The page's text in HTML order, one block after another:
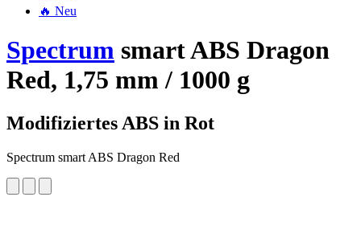
🔥 Neu
Spectrum smart ABS Dragon
Red, 1,75 mm / 1000 g
Modifiziertes ABS in Rot
Spectrum smart ABS Dragon Red